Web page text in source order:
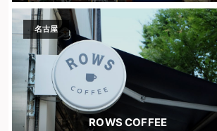
名古屋
ROWS COFFEE